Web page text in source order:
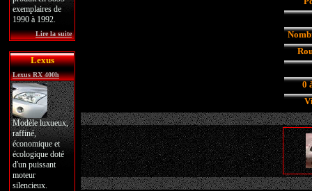
exemplaires de
1990 à 1992.
Lire la suite
Lexus
Lexus RX 400h
Modèle luxueux,
raffiné,
économique et
écologique doté
d'un puissant
moteur
silencieux.
0